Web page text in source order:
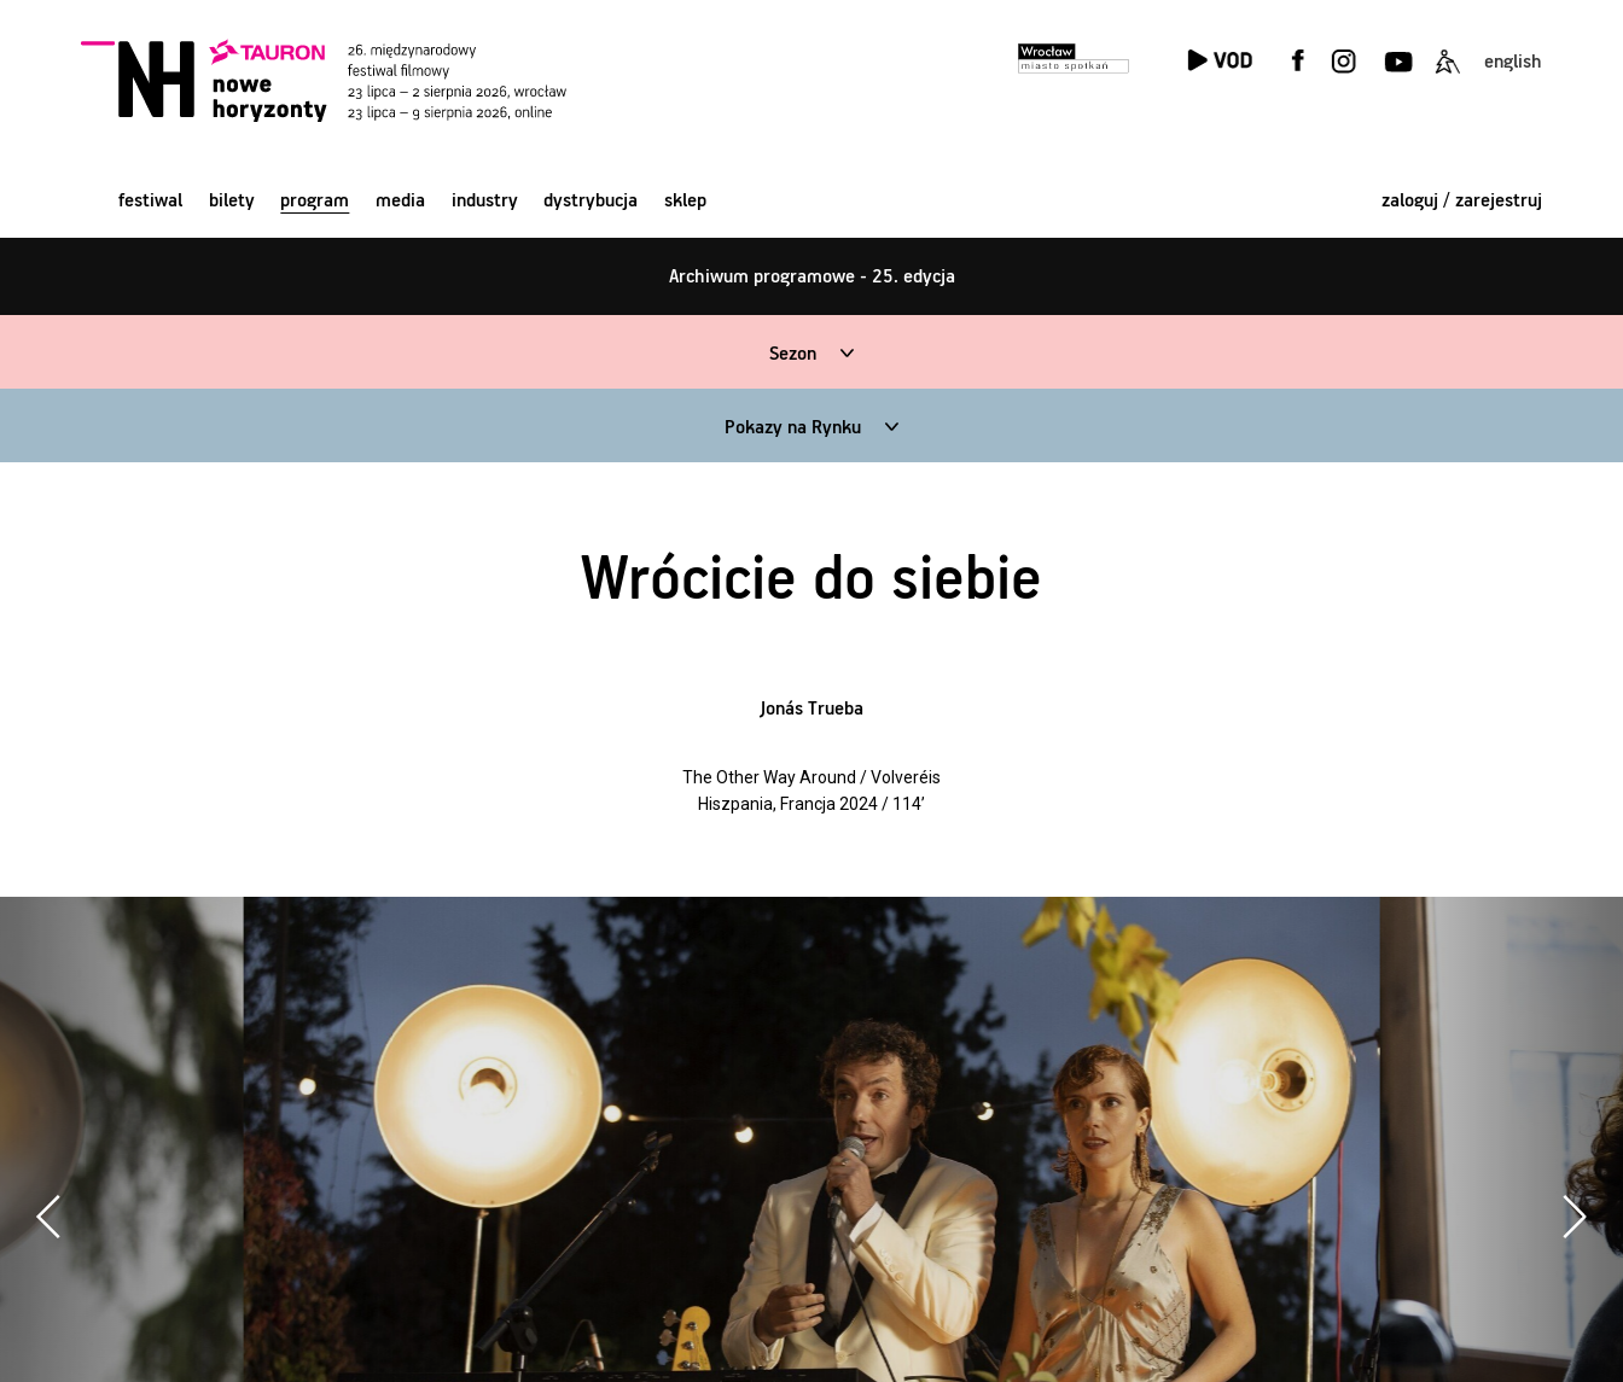
english
festiwal bilety program media industry dystrybucja sklep zaloguj / zarejestruj
Archiwum programowe - 25. edycja
Sezon
Pokazy na Rynku
Wrócicie do siebie
Jonás Trueba
The Other Way Around / Volveréis
Hiszpania, Francja 2024 / 114’